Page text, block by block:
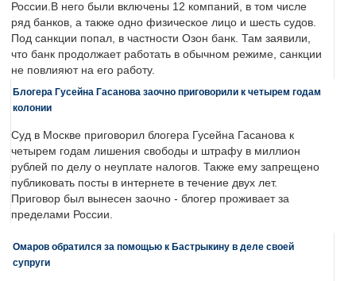
России.В него были включены 12 компаний, в том числе
ряд банков, а также одно физическое лицо и шесть судов.
Под санкции попал, в частности Озон банк. Там заявили,
что банк продолжает работать в обычном режиме, санкции
не повлияют на его работу.
Блогера Гусейна Гасанова заочно приговорили к четырем годам
колонии
Суд в Москве приговорил блогера Гусейна Гасанова к
четырем годам лишения свободы и штрафу в миллион
рублей по делу о неуплате налогов. Также ему запрещено
публиковать посты в интернете в течение двух лет.
Приговор был вынесен заочно - блогер проживает за
пределами России.
Омаров обратился за помощью к Бастрыкину в деле своей
супруги